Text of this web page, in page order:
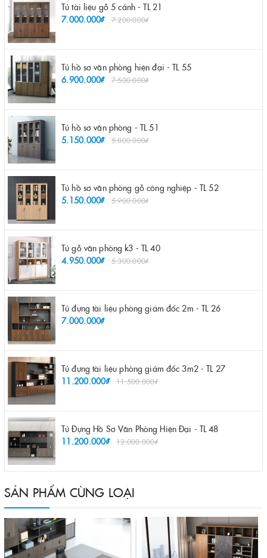
Tủ tài liệu gỗ 5 cánh - TL 21
7.000.000₫
7.200.000₫
Tủ hồ sơ văn phòng hiện đại - TL 55
6.900.000₫
7.500.000₫
Tủ hồ sơ văn phòng - TL 51
5.150.000₫
5.800.000₫
Tủ hồ sơ văn phòng gỗ công nghiệp - TL 52
5.150.000₫
5.900.000₫
Tủ gỗ văn phòng k3 - TL 40
4.950.000₫
5.300.000₫
Tủ đựng tài liệu phòng giám đốc 2m - TL 26
7.000.000₫
Tủ đựng tài liệu phòng giám đốc 3m2 - TL 27
11.200.000₫
11.500.000₫
Tủ Đựng Hồ Sơ Văn Phòng Hiện Đại - TL 48
11.200.000₫
12.000.000₫
SẢN PHẨM CÙNG LOẠI